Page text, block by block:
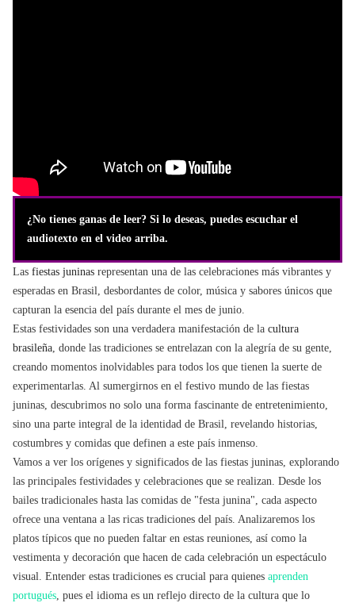
¿No tienes ganas de leer? Si lo deseas, puedes escuchar el
audiotexto en el video arriba.
Las fiestas juninas representan una de las celebraciones más vibrantes y
esperadas en Brasil, desbordantes de color, música y sabores únicos que
capturan la esencia del país durante el mes de junio.
Estas festividades son una verdadera manifestación de la cultura
brasileña, donde las tradiciones se entrelazan con la alegría de su gente,
creando momentos inolvidables para todos los que tienen la suerte de
experimentarlas. Al sumergirnos en el festivo mundo de las fiestas
juninas, descubrimos no solo una forma fascinante de entretenimiento,
sino una parte integral de la identidad de Brasil, revelando historias,
costumbres y comidas que definen a este país inmenso.
Vamos a ver los orígenes y significados de las fiestas juninas, explorando
las principales festividades y celebraciones que se realizan. Desde los
bailes tradicionales hasta las comidas de "festa junina", cada aspecto
ofrece una ventana a las ricas tradiciones del país. Analizaremos los
platos típicos que no pueden faltar en estas reuniones, así como la
vestimenta y decoración que hacen de cada celebración un espectáculo
visual. Entender estas tradiciones es crucial para quienes aprenden
portugués, pues el idioma es un reflejo directo de la cultura que lo